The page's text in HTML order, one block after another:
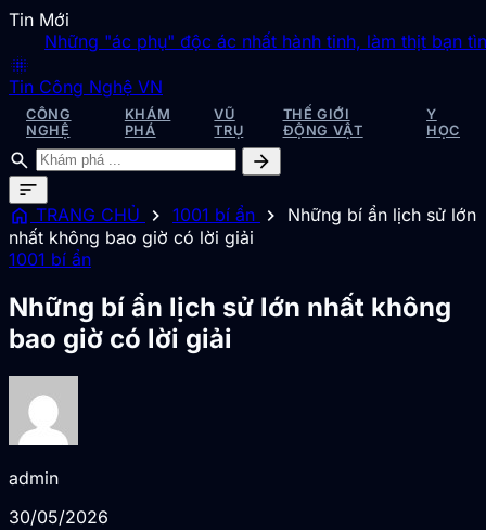
Tin Mới
"ác phụ" độc ác nhất hành tinh, làm thịt bạn tình
blur_on
Tin Công Nghệ VN
CÔNG
NGHỆ
KHÁM
PHÁ
VŨ
TRỤ
THẾ GIỚI
ĐỘNG VẬT
Y
HỌC
search
arrow_forward
sort
home TRANG CHỦ chevron_right 1001 bí ẩn chevron_right
Những bí ẩn lịch sử lớn
nhất không bao giờ có lời giải
1001 bí ẩn
Những bí ẩn lịch sử lớn nhất không
bao giờ có lời giải
admin
30/05/2026